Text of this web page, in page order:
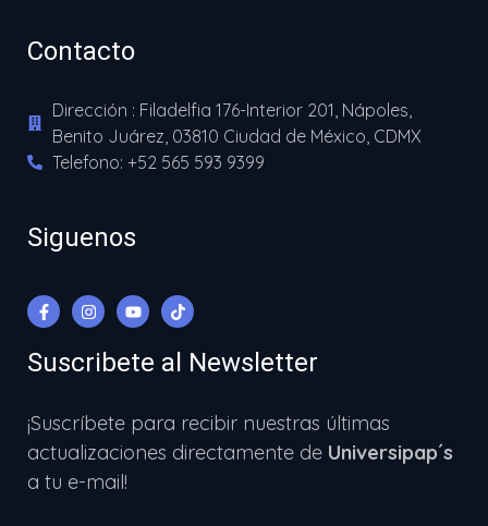
Contacto
Dirección : Filadelfia 176-Interior 201, Nápoles,
Benito Juárez, 03810 Ciudad de México, CDMX
Telefono: +52 565 593 9399
Siguenos
Suscribete al Newsletter
¡Suscríbete para recibir nuestras últimas
actualizaciones directamente de Universipap´s
a tu e-mail!